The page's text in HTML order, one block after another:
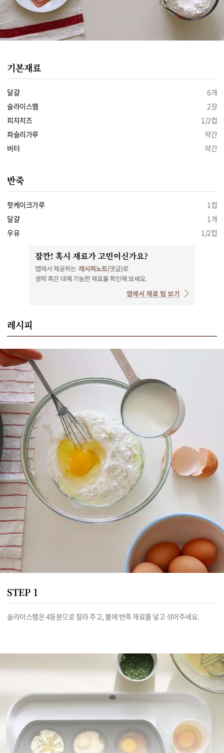
기본재료
달걀
6개
슬라이스햄
2장
피자치즈
1/2컵
파슬리가루
약간
버터
약간
반죽
핫케이크가루
1컵
달걀
1개
우유
1/2컵
레시피
STEP 1
슬라이스햄은 4등분으로 잘라 주고, 볼에 반죽 재료를 넣고 섞어주세요.